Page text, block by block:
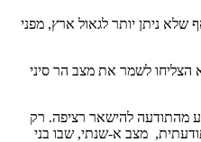
ניתן יותר לגאול ארץ, מפני
הצליחו לשמר את מצב הר סיני
מהתודעה להישאר רציפה. רק
מצב א-שנתי, שבו בני